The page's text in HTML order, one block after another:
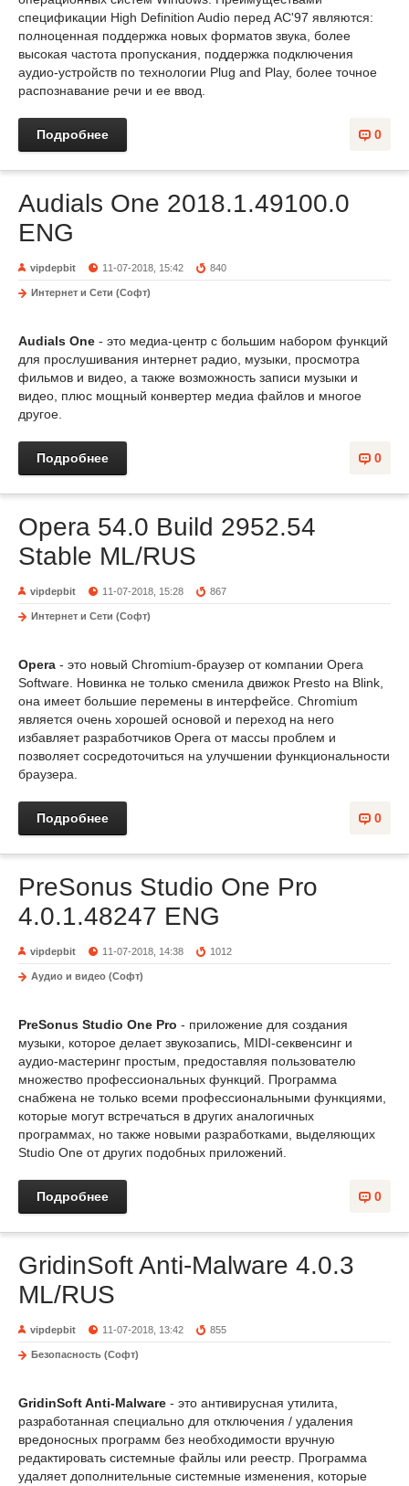
спецификации High Definition Audio перед AC'97 являются:
полноценная поддержка новых форматов звука, более
высокая частота пропускания, поддержка подключения
аудио-устройств по технологии Plug and Play, более точное
распознавание речи и ее ввод.
0
Подробнее
Audials One 2018.1.49100.0
ENG
vipdepbit 11-07-2018, 15:42 840
Интернет и Сети (Софт)
Audials One - это медиа-центр с большим набором функций
для прослушивания интернет радио, музыки, просмотра
фильмов и видео, а также возможность записи музыки и
видео, плюс мощный конвертер медиа файлов и многое
другое.
0
Подробнее
Opera 54.0 Build 2952.54
Stable ML/RUS
vipdepbit 11-07-2018, 15:28 867
Интернет и Сети (Софт)
Opera - это новый Chromium-браузер от компании Opera
Software. Новинка не только сменила движок Presto на Blink,
она имеет большие перемены в интерфейсе. Chromium
является очень хорошей основой и переход на него
избавляет разработчиков Opera от массы проблем и
позволяет сосредоточиться на улучшении функциональности
браузера.
0
Подробнее
PreSonus Studio One Pro
4.0.1.48247 ENG
vipdepbit 11-07-2018, 14:38 1012
Аудио и видео (Софт)
PreSonus Studio One Pro - приложение для создания
музыки, которое делает звукозапись, MIDI-секвенсинг и
аудио-мастеринг простым, предоставляя пользователю
множество профессиональных функций. Программа
снабжена не только всеми профессиональными функциями,
которые могут встречаться в других аналогичных
программах, но также новыми разработками, выделяющих
Studio One от других подобных приложений.
0
Подробнее
GridinSoft Anti-Malware 4.0.3
ML/RUS
vipdepbit 11-07-2018, 13:42 855
Безопасность (Софт)
GridinSoft Anti-Malware - это антивирусная утилита,
разработанная специально для отключения / удаления
вредоносных программ без необходимости вручную
редактировать системные файлы или реестр. Программа
удаляет дополнительные системные изменения, которые